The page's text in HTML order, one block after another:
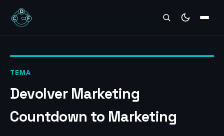
REVIEWS
TEMA
Devolver Marketing
Countdown to Marketing